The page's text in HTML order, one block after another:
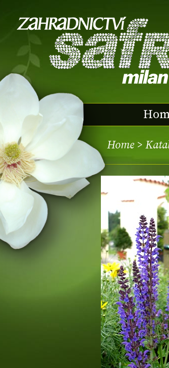
Home >